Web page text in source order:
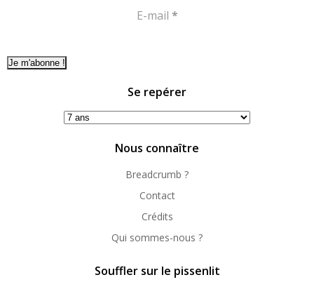
E-mail *
Se repérer
Se
Nous connaître
Breadcrumb ?
Contact
Crédits
Qui sommes-nous ?
Souffler sur le pissenlit